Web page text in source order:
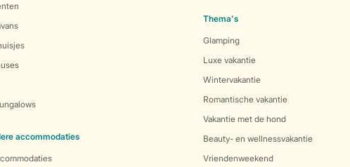
accommodaties
Thema's
Glamping
Luxe vakantie
Wintervakantie
Romantische vakantie
Vakantie met de hond
Beauty- en wellnessvakantie
Vriendenweekend